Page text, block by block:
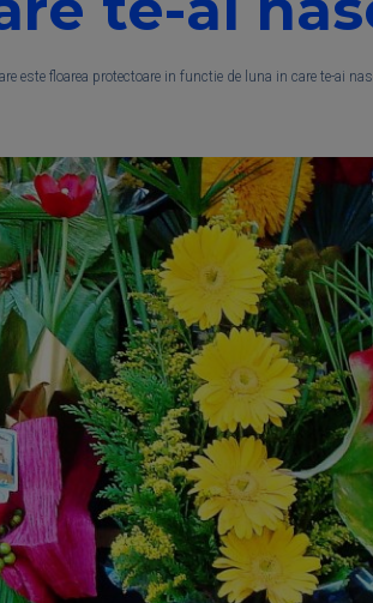
este floarea protectoare in functie de luna in care te-ai